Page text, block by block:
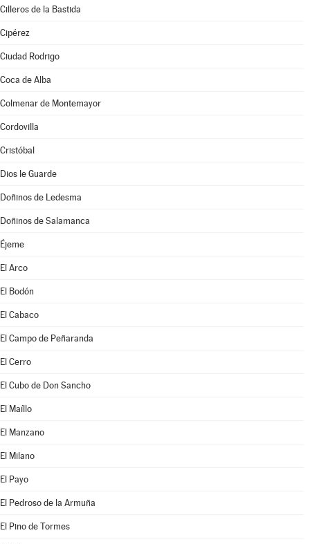
Cilleros de la Bastida
Cipérez
Ciudad Rodrigo
Coca de Alba
Colmenar de Montemayor
Cordovilla
Cristóbal
Dios le Guarde
Doñinos de Ledesma
Doñinos de Salamanca
Éjeme
El Arco
El Bodón
El Cabaco
El Campo de Peñaranda
El Cerro
El Cubo de Don Sancho
El Maíllo
El Manzano
El Milano
El Payo
El Pedroso de la Armuña
El Pino de Tormes